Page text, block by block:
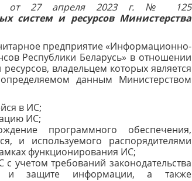
от 27 апреля 2023 г. № 125
систем и ресурсов Министерства
предприятие «Информационно-
Республики Беларусь» в отношении
владельцем которых является
данным Министерством
в ИС;
ИС;
программного обеспечения,
и используемого распорядителями
функционирования ИС;
учетом требований законодательства
и защите информации, а также